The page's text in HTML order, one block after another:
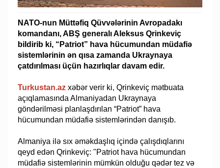
NATO-nun Müttəfiq Qüvvələrinin Avropadakı
komandanı, ABŞ generalı Aleksus Qrinkeviç
bildirib ki, “Patriot” hava hücumundan müdafiə
sistemlərinin ən qısa zamanda Ukraynaya
çatdırılması üçün hazırlıqlar davam edir.
Turkustan.az xəbər verir ki, Qrinkeviç mətbuata
açıqlamasında Almaniyadan Ukraynaya
göndərilməsi planlaşdırılan “Patriot” hava
hücumundan müdafiə sistemlərindən danışıb.
Almaniya ilə sıx əməkdaşlıq içində çalışdıqlarını
qeyd edən Qrinkeviç: "Patriot hava hücumundan
müdafiə sistemlərinin mümkün olduğu qədər tez və